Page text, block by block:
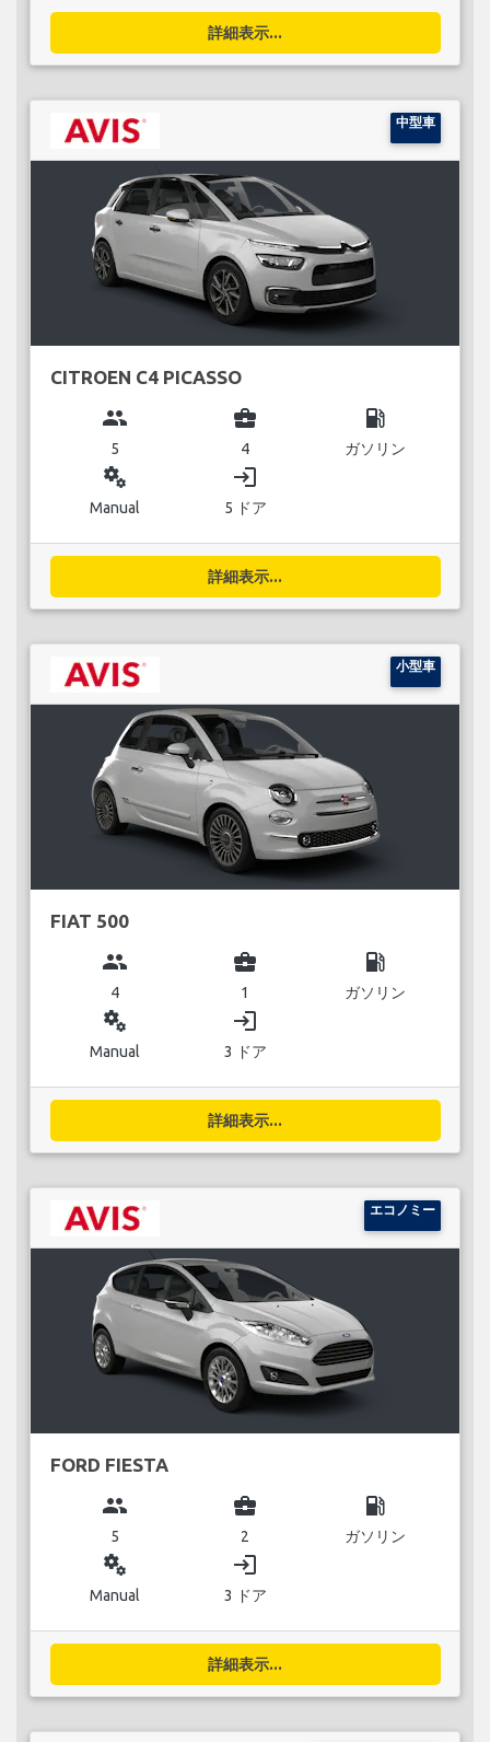
詳細表示...
中型車
CITROEN C4 PICASSO
group
5
business_center
4
local_gas_station
ガソリン
miscellaneous_services
Manual
login
5 ドア
詳細表示...
小型車
FIAT 500
group
4
business_center
1
local_gas_station
ガソリン
miscellaneous_services
Manual
login
3 ドア
詳細表示...
エコノミー
FORD FIESTA
group
5
business_center
2
local_gas_station
ガソリン
miscellaneous_services
Manual
login
3 ドア
詳細表示...